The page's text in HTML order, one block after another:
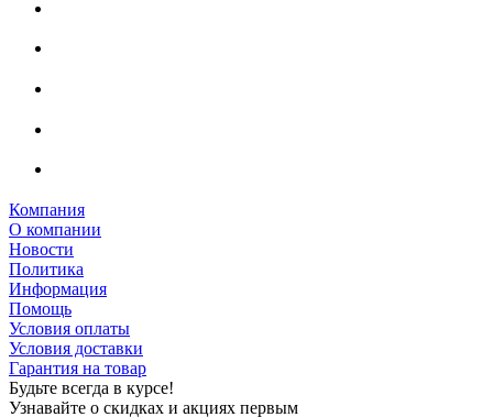
Компания
О компании
Новости
Политика
Информация
Помощь
Условия оплаты
Условия доставки
Гарантия на товар
Будьте всегда в курсе!
Узнавайте о скидках и акциях первым